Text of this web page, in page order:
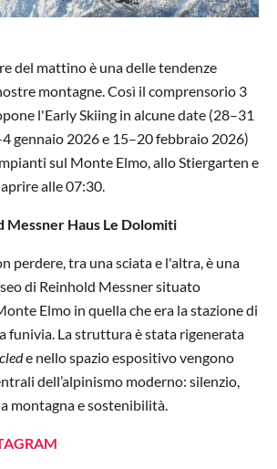
del mattino è una delle tendenze
montagne. Così il comprensorio 3
l'Early Skiing in alcune date (28–31
gennaio 2026 e 15–20 febbraio 2026)
sul Monte Elmo, allo Stiergarten e
alle 07:30.
Messner Haus Le Dolomiti
perdere, tra una sciata e l'altra, è una
di Reinhold Messner situato
Elmo in quella che era la stazione di
funivia. La struttura è stata rigenerata
e nello spazio espositivo vengono
dell’alpinismo moderno: silenzio,
montagna e sostenibilità.